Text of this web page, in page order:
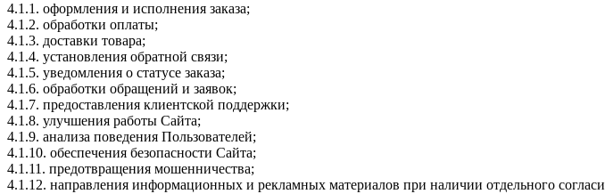
4.1.1. оформления и исполнения заказа;
4.1.2. обработки оплаты;
4.1.3. доставки товара;
4.1.4. установления обратной связи;
4.1.5. уведомления о статусе заказа;
4.1.6. обработки обращений и заявок;
4.1.7. предоставления клиентской поддержки;
4.1.8. улучшения работы Сайта;
4.1.9. анализа поведения Пользователей;
4.1.10. обеспечения безопасности Сайта;
4.1.11. предотвращения мошенничества;
4.1.12. направления информационных и рекламных материалов при наличии отдельного